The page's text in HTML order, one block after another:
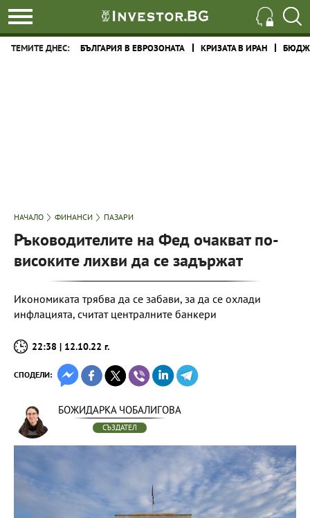
ТЕМИТЕ ДНЕС: БЪЛГАРИЯ В ЕВРОЗОНАТА КРИЗАТА В ИРАН
НАЧАЛО ФИНАНСИ ПАЗАРИ
Ръководителите на Фед очакват по-
високите лихви да се задържат
Икономиката трябва да се забави, за да се охлади
инфлацията, считат централните банкери
22:38 | 12.10.22 г.
СПОДЕЛИ:
БОЖИДАРКА ЧОБАЛИГОВА
СЪЗДАТЕЛ